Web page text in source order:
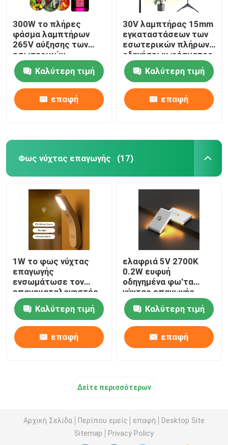
300W το πλήρες
φάσμα λαμπτήρων
265V αύξησης των
εσωτερικών
οδηγήσεων κήπων
γίνεται ελαφρύ για
τις εγκαταστάσεις
θερμοκηπίων
Καλύτερη τιμή
επαφή
30V λαμπτήρας 15mm
εγκαταστάσεων των
εσωτερικών πλήρων
οδηγήσεων φάσματος
φως στάσεων
τρίποδων
εγκαταστάσεων
Καλύτερη τιμή
επαφή
Φως νύχτας επαγωγής (17)
1W το φως νύχτας
επαγωγής
ενσωμάτωσε τον
επανακαταλογηστέο
λαμπτήρα νύχτας USB
με τον αισθητήρα
κινήσεων
Καλύτερη τιμή
επαφή
ελαφριά 5V 2700K
0.2W ευφυή
οδηγημένα φω'τα
νύχτας επαγωγής
ασύρματα οδηγημένα
Καλύτερη τιμή
επαφή
Δείτε περισσότερων
Αρχική Σελίδα Περίπου εμείς επαφή
Desktop Site
Sitemap
Privacy Policy